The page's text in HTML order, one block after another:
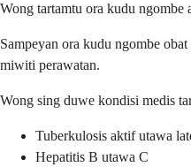
Wong tartamtu ora kudu ngombe
Sampeyan ora kudu ngombe
miwiti perawatan.
Wong sing duwe kondisi medis
Tuberkulosis aktif utawa
Hepatitis B utawa C